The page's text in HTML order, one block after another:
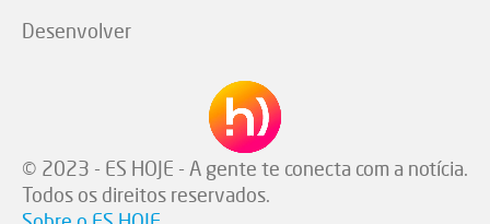
Desenvolver
© 2023 - ES HOJE - A gente te conecta com a notícia.
Todos os direitos reservados.